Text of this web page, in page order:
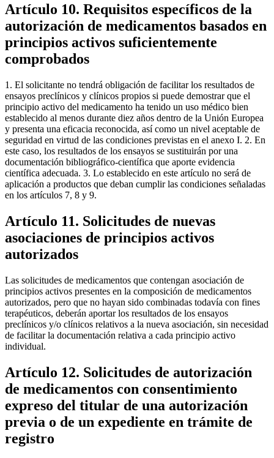
Artículo 10. Requisitos específicos de la
autorización de medicamentos basados en
principios activos suficientemente
comprobados
1. El solicitante no tendrá obligación de facilitar los resultados de
ensayos preclínicos y clínicos propios si puede demostrar que el
principio activo del medicamento ha tenido un uso médico bien
establecido al menos durante diez años dentro de la Unión Europea
y presenta una eficacia reconocida, así como un nivel aceptable de
seguridad en virtud de las condiciones previstas en el anexo I. 2. En
este caso, los resultados de los ensayos se sustituirán por una
documentación bibliográfico-científica que aporte evidencia
científica adecuada. 3. Lo establecido en este artículo no será de
aplicación a productos que deban cumplir las condiciones señaladas
en los artículos 7, 8 y 9.
Artículo 11. Solicitudes de nuevas
asociaciones de principios activos
autorizados
Las solicitudes de medicamentos que contengan asociación de
principios activos presentes en la composición de medicamentos
autorizados, pero que no hayan sido combinadas todavía con fines
terapéuticos, deberán aportar los resultados de los ensayos
preclínicos y/o clínicos relativos a la nueva asociación, sin necesidad
de facilitar la documentación relativa a cada principio activo
individual.
Artículo 12. Solicitudes de autorización
de medicamentos con consentimiento
expreso del titular de una autorización
previa o de un expediente en trámite de
registro